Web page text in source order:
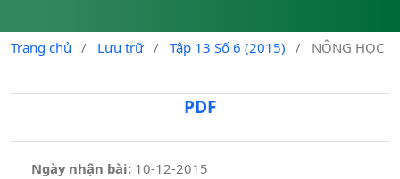
Trang chủ / Lưu trữ / Tập 13 Số 6 (2015) / NÔNG HỌC
PDF
Ngày nhận bài: 10-12-2015